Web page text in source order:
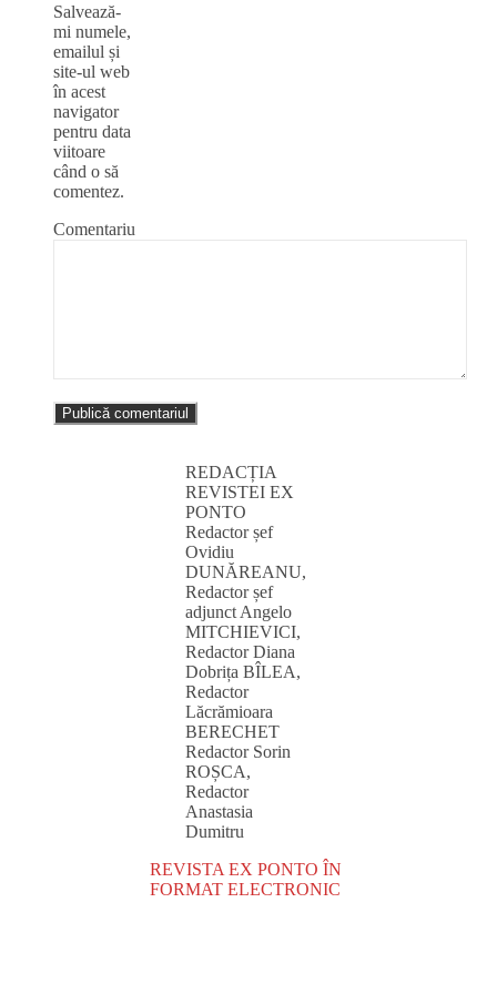
Salvează-
mi numele,
emailul și
site-ul web
în acest
navigator
pentru data
viitoare
când o să
comentez.
Comentariu
REDACȚIA
REVISTEI EX
PONTO
Redactor șef
Ovidiu
DUNĂREANU,
Redactor șef
adjunct Angelo
MITCHIEVICI,
Redactor Diana
Dobrița BÎLEA,
Redactor
Lăcrămioara
BERECHET
Redactor Sorin
ROȘCA,
Redactor
Anastasia
Dumitru
REVISTA EX PONTO ÎN
FORMAT ELECTRONIC